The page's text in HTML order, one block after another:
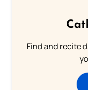
Find and recite